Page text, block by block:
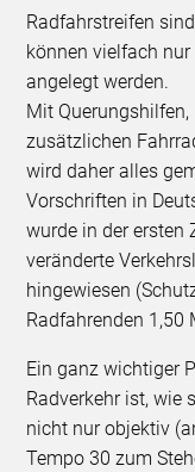
Radfahrstreifen
können vielfach
angelegt werden.
Mit
zusätzlichen
wird daher alles
Vorschriften in
wurde in der ersten
veränderte
hingewiesen
Radfahrenden 1,50
Ein ganz wichtiger
Radverkehr ist, wie
nicht nur objektiv
Tempo 30 zum